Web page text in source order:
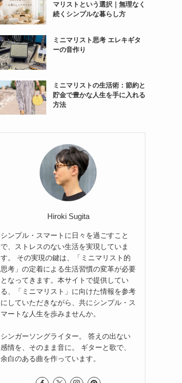
マリストという選択｜無理なく
続くシンプルな暮らし方
ミニマリスト思考 エレキギタ
ーの音作り
ミニマリストの生活術：節約と
貯金で豊かな人生を手に入れる
方法
Hiroki Sugita
シンプル・スマートに日々を過ごすこと
で、ストレスのない生活を実現していま
す。 その実現の鍵は、「ミニマリスト的
思考」の定着による生活習慣の変革が必要
となってきます。本サイトで提供してい
る、「ミニマリスト」に向けた情報を参考
にしていただきながら、共にシンプル・ス
マートな人生を歩みませんか。
シンガーソングライター。 答えの出ない
感情を、そのまま音に。 ギターと歌で、
余白のある曲を作っています。